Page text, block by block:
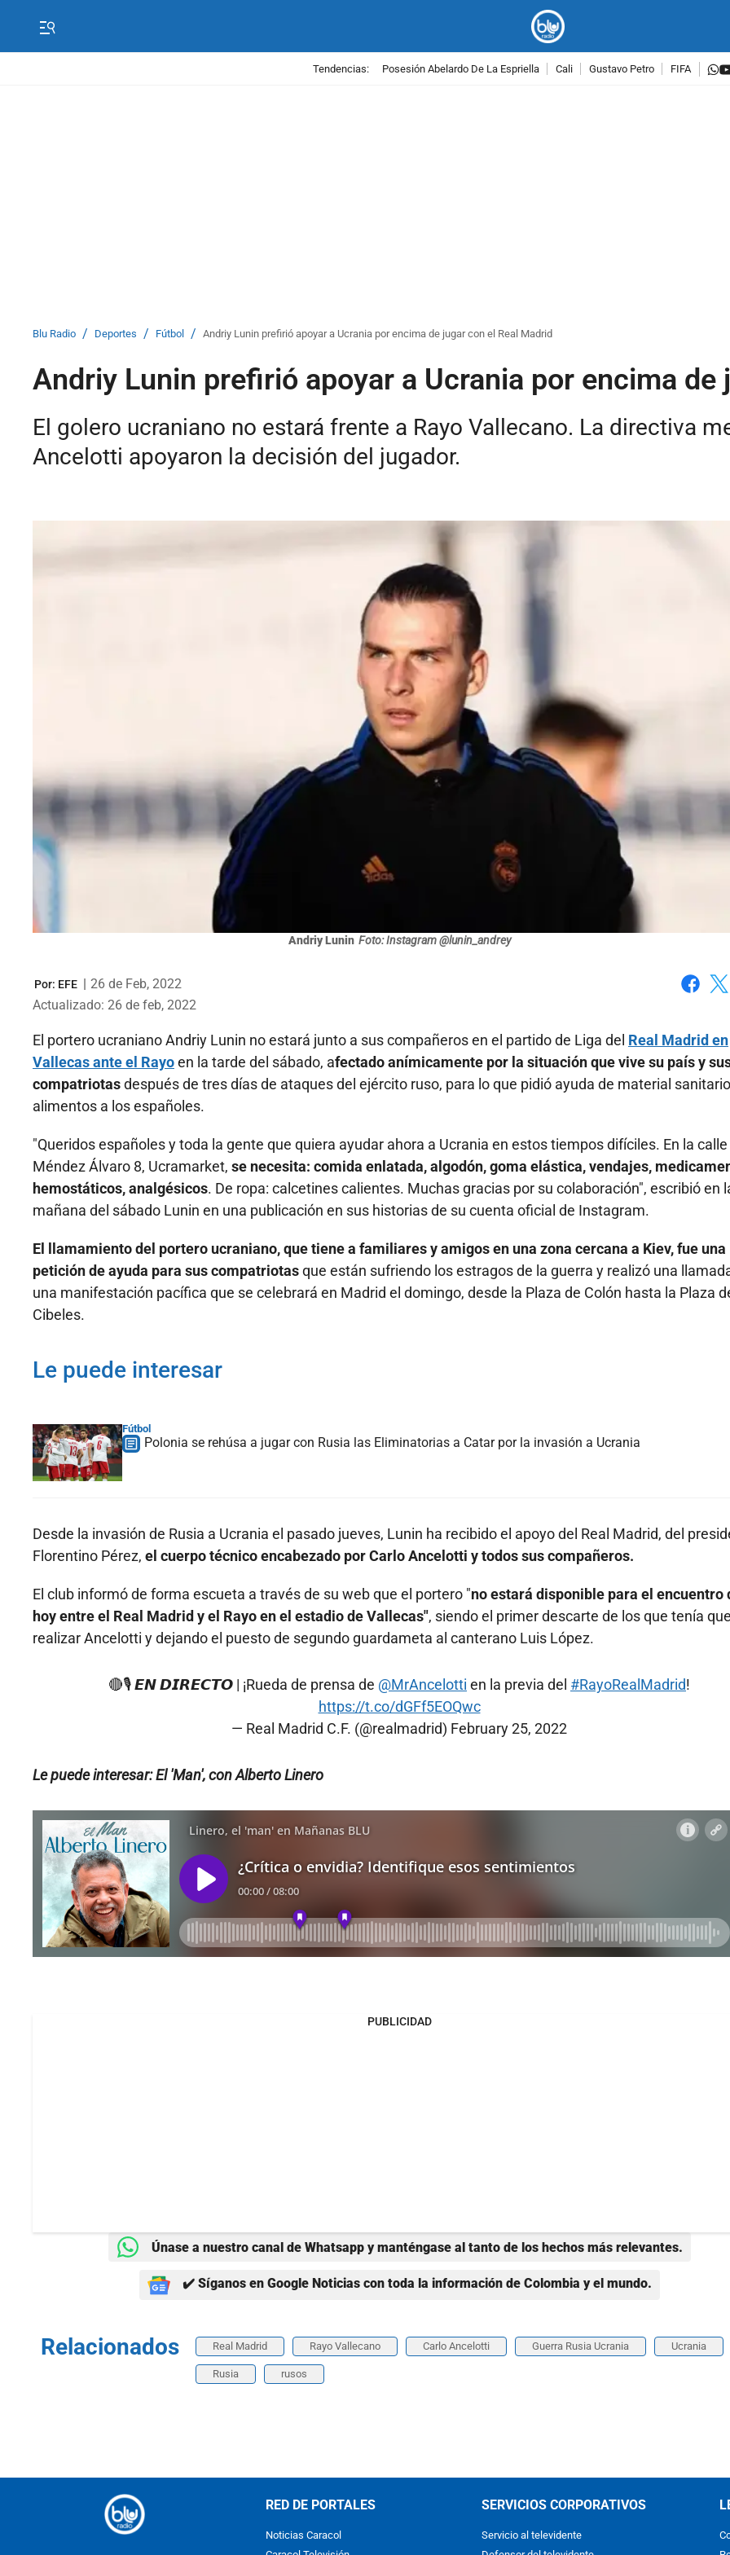
Tendencias: Posesión Abelardo De La Espriella Cali Gustavo Petro FIFA
Blu Radio / Deportes / Fútbol / Andriy Lunin prefirió apoyar a Ucrania por encima de jugar con el Real Madrid
Andriy Lunin prefirió apoyar a Ucrania por encima de
El golero ucraniano no estará frente a Rayo Vallecano. La directiva
Ancelotti apoyaron la decisión del jugador.
Andriy Lunin Foto: Instagram @lunin_andrey
Por: EFE | 26 de Feb, 2022
Actualizado: 26 de feb, 2022
El portero ucraniano Andriy Lunin no estará junto a sus compañeros en el partido de Liga del Real Madrid en
Vallecas ante el Rayoen la tarde del sábado, afectado anímicamente por la situación que vive su país y
compatriotasdespués de tres días de ataques del ejército ruso, para lo que pidió ayuda de material
alimentos a los españoles.
"Queridos españoles y toda la gente que quiera ayudar ahora a Ucrania en estos tiempos difíciles. En la calle
Méndez Álvaro 8, Ucramarket, se necesita: comida enlatada, algodón, goma elástica, vendajes,
hemostáticos, analgésicos. De ropa: calcetines calientes. Muchas gracias por su colaboración", escribió en
mañana del sábado Lunin en una publicación en sus historias de su cuenta oficial de Instagram.
El llamamiento del portero ucraniano, que tiene a familiares y amigos en una zona cercana a Kiev, fue una
petición de ayuda para sus compatriotasque están sufriendo los estragos de la guerra y realizó una
una manifestación pacífica que se celebrará en Madrid el domingo, desde la Plaza de Colón hasta la Plaza
Cibeles.
Le puede interesar
Fútbol
Polonia se rehúsa a jugar con Rusia las Eliminatorias a Catar por la invasión a Ucrania
Desde la invasión de Rusia a Ucrania el pasado jueves, Lunin ha recibido el apoyo del Real Madrid, del
Florentino Pérez, el cuerpo técnico encabezado por Carlo Ancelotti y todos sus compañeros.
El club informó de forma escueta a través de su web que el portero "no estará disponible para el encuentro
hoy entre el Real Madrid y el Rayo en el estadio de Vallecas", siendo el primer descarte de los que tenía que
realizar Ancelotti y dejando el puesto de segundo guardameta al canterano Luis López.
🔴🎙️ 𝙀𝙉 𝘿𝙄𝙍𝙀𝘾𝙏𝙊 | ¡Rueda de prensa de @MrAncelotti en la previa del #RayoRealMadrid!
https://t.co/dGFf5EOQwc
— Real Madrid C.F. (@realmadrid) February 25, 2022
Le puede interesar: El 'Man', con Alberto Linero
PUBLICIDAD
Únase a nuestro canal de Whatsapp y manténgase al tanto de los hechos más relevantes.
✔️ Síganos en Google Noticias con toda la información de Colombia y el mundo.
Relacionados Real Madrid Rayo Vallecano Carlo Ancelotti Guerra Rusia Ucrania Ucrania
Rusia rusos
RED DE PORTALES
Noticias Caracol
SERVICIOS CORPORATIVOS
Servicio al televidente